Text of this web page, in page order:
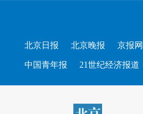
北京日报 北京晚报 京报网
中国青年报 21世纪经济报道